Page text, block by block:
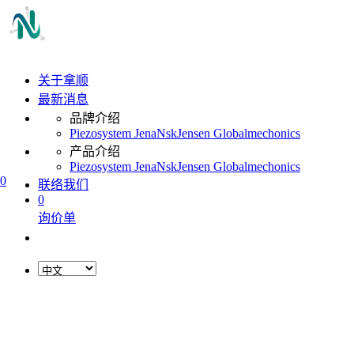
0
关于拿顺
最新消息
品牌介绍
Piezosystem JenaNskJensen Globalmechonics
产品介绍
Piezosystem JenaNskJensen Globalmechonics
联络我们
0
询价单